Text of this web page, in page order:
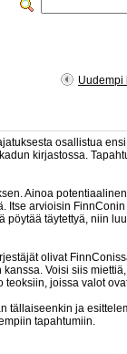
Uudempi
osallistua
kirjastossa.
Ainoa
Itse arvioisin
täytettyä, niin
olivat
Voisi siis
joissa valot
tällaiseenkin ja
tapahtumiin.